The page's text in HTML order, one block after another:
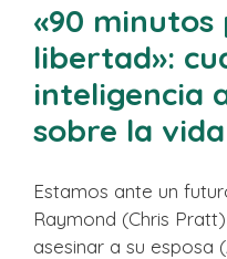
«90 minutos
libertad»:
inteligencia
sobre la
Estamos ante un
Raymond (Chris
asesinar a su esposa